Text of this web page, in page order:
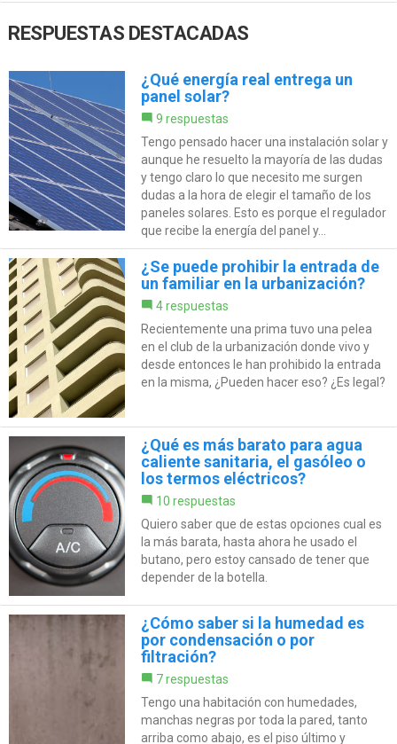
RESPUESTAS DESTACADAS
¿Qué energía real entrega un
panel solar?
9 respuestas
Tengo pensado hacer una instalación solar y
aunque he resuelto la mayoría de las dudas
y tengo claro lo que necesito me surgen
dudas a la hora de elegir el tamaño de los
paneles solares. Esto es porque el regulador
que recibe la energía del panel y...
¿Se puede prohibir la entrada de
un familiar en la urbanización?
4 respuestas
Recientemente una prima tuvo una pelea
en el club de la urbanización donde vivo y
desde entonces le han prohibido la entrada
en la misma, ¿Pueden hacer eso? ¿Es legal?
¿Qué es más barato para agua
caliente sanitaria, el gasóleo o
los termos eléctricos?
10 respuestas
Quiero saber que de estas opciones cual es
la más barata, hasta ahora he usado el
butano, pero estoy cansado de tener que
depender de la botella.
¿Cómo saber si la humedad es
por condensación o por
filtración?
7 respuestas
Tengo una habitación con humedades,
manchas negras por toda la pared, tanto
arriba como abajo, es el piso último y